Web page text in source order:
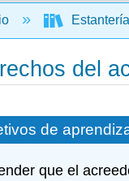
contraerEstantería
del
de
que el